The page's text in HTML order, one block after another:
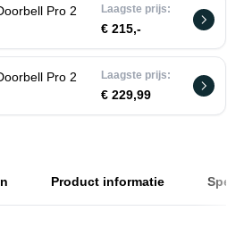
Pro 2
Laagste prijs:
€ 215,-
Pro 2
Laagste prijs:
€ 229,99
Product informatie